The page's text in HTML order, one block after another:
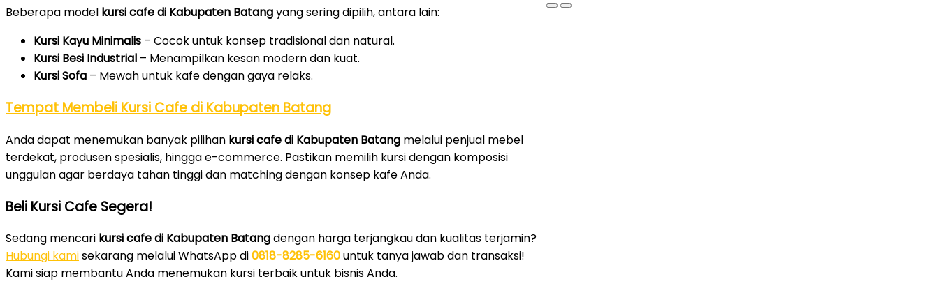
Beberapa model kursi cafe di Kabupaten Batangyang sering dipilih, antara lain:
Kursi Kayu Minimalis – Cocok untuk konsep tradisional dan natural.
Kursi Besi Industrial – Menampilkan kesan modern dan kuat.
Kursi Sofa – Mewah untuk kafe dengan gaya relaks.
Tempat Membeli Kursi Cafe di Kabupaten Batang
Anda dapat menemukan banyak pilihan kursi cafe di Kabupaten Batang melalui penjual mebel
terdekat, produsen spesialis, hingga e-commerce. Pastikan memilih kursi dengan komposisi
unggulan agar berdaya tahan tinggi dan matching dengan konsep kafe Anda.
Beli Kursi Cafe Segera!
Sedang mencari kursi cafe di Kabupaten Batangdengan harga terjangkau dan kualitas terjamin?
Hubungi kamisekarang melalui WhatsApp di0818-8285-6160untuk tanya jawab dan transaksi!
Kami siap membantu Anda menemukan kursi terbaik untuk bisnis Anda.